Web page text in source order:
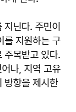
닌다. 주민이
를 지원하는 구
주목받고 있다.
나, 지역 고유
방향을 제시한